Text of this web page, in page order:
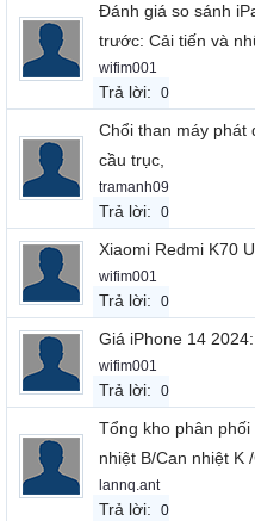
Đánh giá so sánh
trước: Cải tiến và
wifim001
Trả lời: 0
Chổi than máy phát
cầu trục,
tramanh09
Trả lời: 0
Xiaomi Redmi K70
wifim001
Trả lời: 0
Giá iPhone 14
wifim001
Trả lời: 0
Tổng kho phân
nhiệt B/Can nhiệt K
lannq.ant
Trả lời: 0